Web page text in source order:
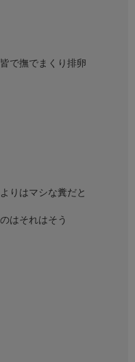
で撫でまくり排卵
りはマシな糞だと
はそれはそう